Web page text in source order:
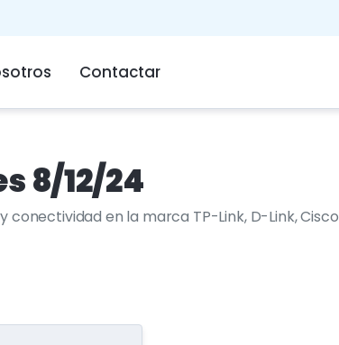
Contactar
8/12/24
conectividad en la marca TP-Link, D-Link, Cisco